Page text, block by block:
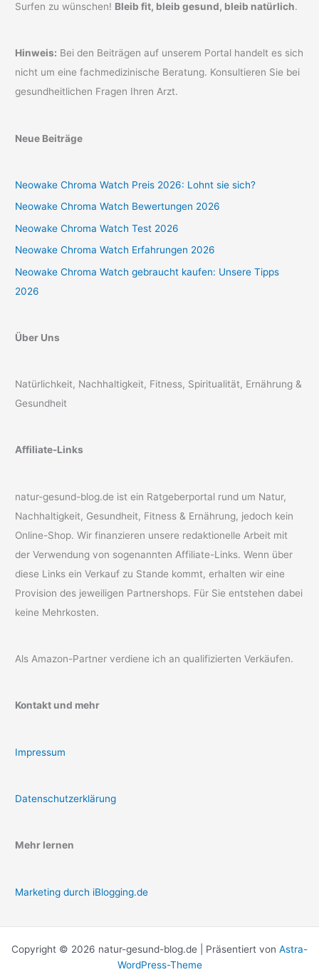
Surfen zu wünschen! Bleib fit, bleib gesund, bleib natürlich.
Hinweis: Bei den Beiträgen auf unserem Portal handelt es sich
nicht um eine fachmedizinische Beratung. Konsultieren Sie bei
gesundheitlichen Fragen Ihren Arzt.
Neue Beiträge
Neowake Chroma Watch Preis 2026: Lohnt sie sich?
Neowake Chroma Watch Bewertungen 2026
Neowake Chroma Watch Test 2026
Neowake Chroma Watch Erfahrungen 2026
Neowake Chroma Watch gebraucht kaufen: Unsere Tipps
2026
Über Uns
Natürlichkeit, Nachhaltigkeit, Fitness, Spiritualität, Ernährung &
Gesundheit
Affiliate-Links
natur-gesund-blog.de ist ein Ratgeberportal rund um Natur,
Nachhaltigkeit, Gesundheit, Fitness & Ernährung, jedoch kein
Online-Shop. Wir finanzieren unsere redaktionelle Arbeit mit
der Verwendung von sogenannten Affiliate-Links. Wenn über
diese Links ein Verkauf zu Stande kommt, erhalten wir eine
Provision des jeweiligen Partnershops. Für Sie entstehen dabei
keine Mehrkosten.
Als Amazon-Partner verdiene ich an qualifizierten Verkäufen.
Kontakt und mehr
Impressum
Datenschutzerklärung
Mehr lernen
Marketing durch iBlogging.de
Copyright © 2026 natur-gesund-blog.de | Präsentiert von Astra-
WordPress-Theme